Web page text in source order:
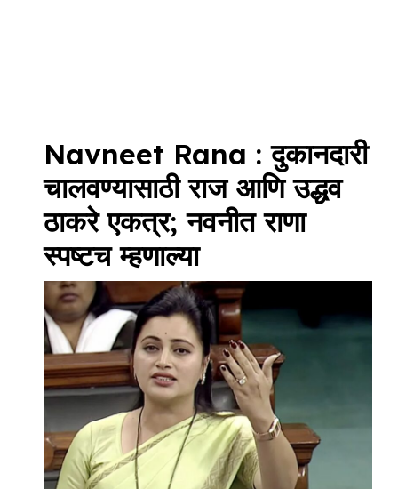
Navneet Rana : दुकानदारी
चालवण्यासाठी राज आणि उद्धव
ठाकरे एकत्र; नवनीत राणा
स्पष्टच म्हणाल्या